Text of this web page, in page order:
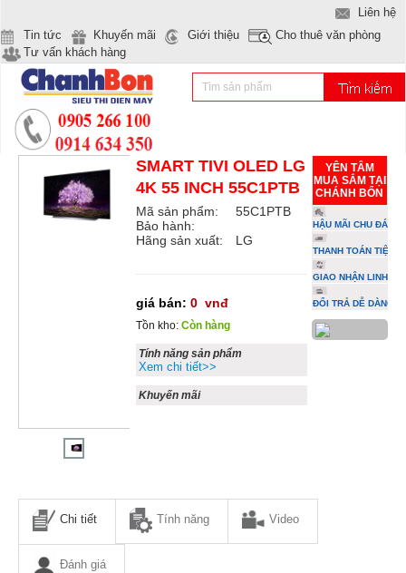
Liên hệ
Tin tức
Khuyến mãi Giới thiệu
Cho thuê văn phòng
Tư vấn khách hàng
SMART TIVI OLED LG
4K 55 INCH 55C1PTB
Mã sản phẩm:
55C1PTB
Bảo hành:
Hãng sản xuất:
LG
giá bán: 0 vnđ
Tồn kho: Còn hàng
Tính năng sản phẩm
Xem chi tiết>>
Khuyến mãi
YÊN TÂM
MUA SẮM TẠI
CHÁNH BỔN
HẬU MÃI CHU ĐÁO
THANH TOÁN TIỆN
GIAO NHẬN LINH
ĐỔI TRẢ DỄ DÀNG
Chi tiết Tính năng Video
Đánh giá